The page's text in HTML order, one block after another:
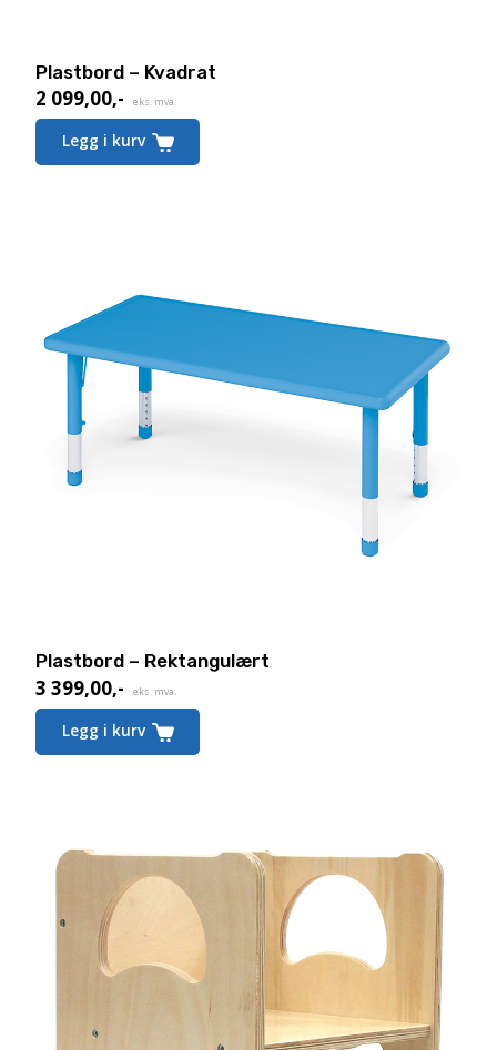
Plastbord – Kvadrat
2 099,00,- eks. mva.
Legg i kurv
Plastbord – Rektangulært
3 399,00,- eks. mva.
Legg i kurv